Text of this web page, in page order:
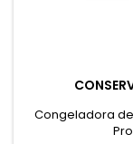
Congeladora